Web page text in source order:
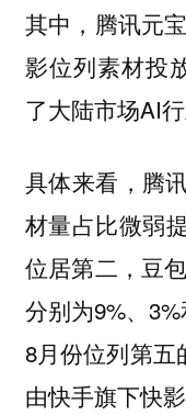
其中，腾讯元
影位列素材投
了大陆市场AI
具体来看，腾
材量占比微弱
位居第二，豆
分别为9%、
8月份位列第五
由快手旗下快影